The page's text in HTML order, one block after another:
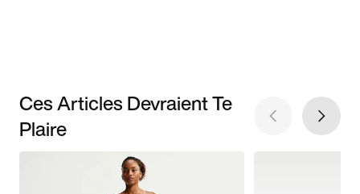
Ces Articles Devraient Te
Plaire